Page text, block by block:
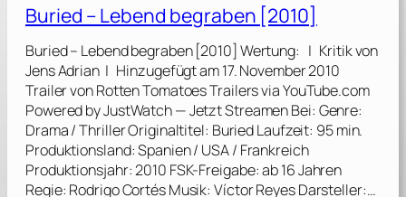
Buried – Lebend begraben [2010]
Buried – Lebend begraben [2010] Wertung: | Kritik von
Jens Adrian | Hinzugefügt am 17. November 2010
Trailer von Rotten Tomatoes Trailers via YouTube.com
Powered by JustWatch — Jetzt Streamen Bei: Genre:
Drama / Thriller Originaltitel: Buried Laufzeit: 95 min.
Produktionsland: Spanien / USA / Frankreich
Produktionsjahr: 2010 FSK-Freigabe: ab 16 Jahren
Regie: Rodrigo Cortés Musik: Víctor Reyes Darsteller:…